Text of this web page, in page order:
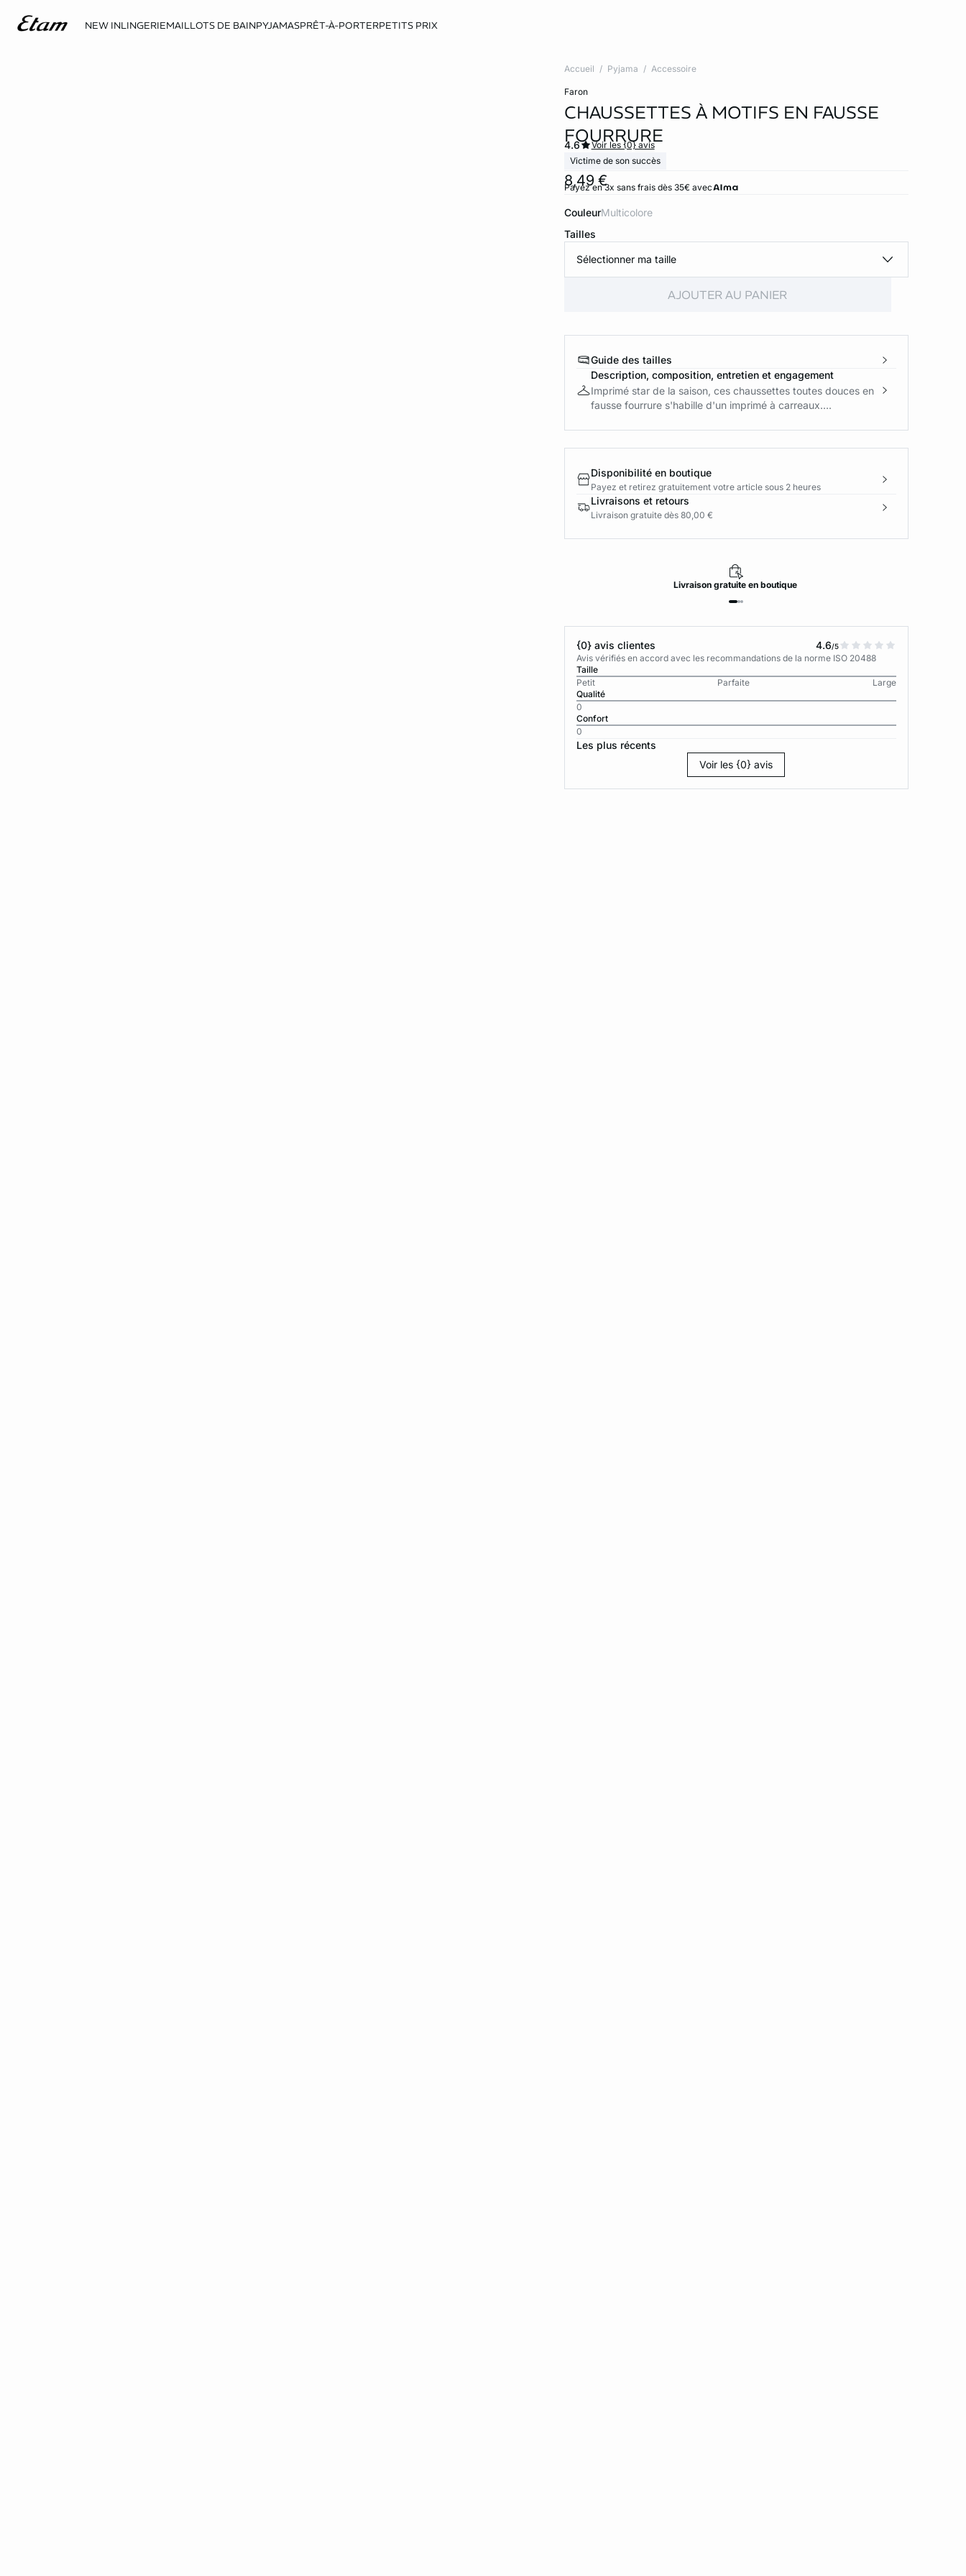
NEW INLINGERIEMAILLOTS DE BAINPYJAMASPRÊT-À-PORTERPETITS PRIX
Accueil Pyjama Accessoire
faron
CHAUSSETTES À MOTIFS EN FAUSSE
FOURRURE
8,49 €
4.6
Voir les {0} avis
Victime de son succès
Payez en 3x sans frais dès 35€ avec
Couleur
multicolore
Tailles
Sélectionner ma taille
AJOUTER AU PANIER
Guide des tailles
Description, composition, entretien et engagement
Imprimé star de la saison, ces chaussettes toutes douces en
fausse fourrure s'habille d'un imprimé à carreaux....
Disponibilité en boutique
Payez et retirez gratuitement votre article sous 2 heures
Livraisons et retours
Livraison gratuite dès 80,00 €
Livraison gratuite en boutique
{0} avis clientes 4.6/5
Avis vérifiés en accord avec les recommandations de la norme ISO 20488
Taille
Petit
Parfaite
Large
Qualité
0
Confort
0
Les plus récents
Voir les {0} avis